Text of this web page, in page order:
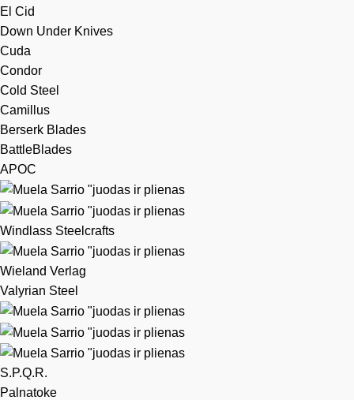
El Cid
Down Under Knives
Cuda
Condor
Cold Steel
Camillus
Berserk Blades
BattleBlades
APOC
Windlass Steelcrafts
Wieland Verlag
Valyrian Steel
S.P.Q.R.
Palnatoke